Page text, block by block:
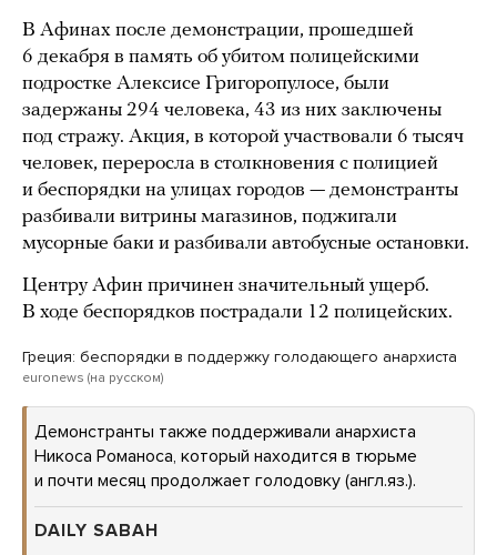
В Афинах после демонстрации, прошедшей
6 декабря в память об убитом полицейскими
подростке Алексисе Григоропулосе, были
задержаны 294 человека, 43 из них заключены
под стражу. Акция, в которой участвовали 6 тысяч
человек, переросла в столкновения с полицией
и беспорядки на улицах городов — демонстранты
разбивали витрины магазинов, поджигали
мусорные баки и разбивали автобусные остановки.
Центру Афин причинен значительный ущерб.
В ходе беспорядков пострадали 12 полицейских.
Греция: беспорядки в поддержку голодающего анархиста
euronews (на русском)
Демонстранты также поддерживали анархиста
Никоса Романоса, который находится в тюрьме
и почти месяц продолжает голодовку (англ.яз.).
DAILY SABAH